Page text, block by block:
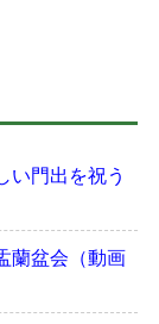
門出を祝う
蘭盆会（動画